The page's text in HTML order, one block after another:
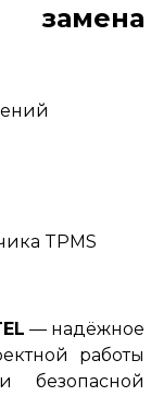
замена
TPMS
— надёжное
работы
безопасной